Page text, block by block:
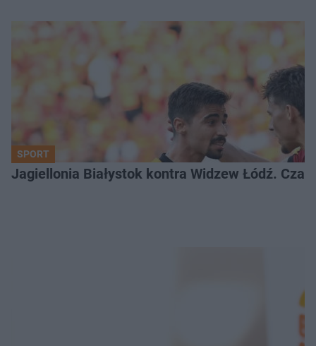
SPORT
Jagiellonia Białystok kontra Widzew Łódź.